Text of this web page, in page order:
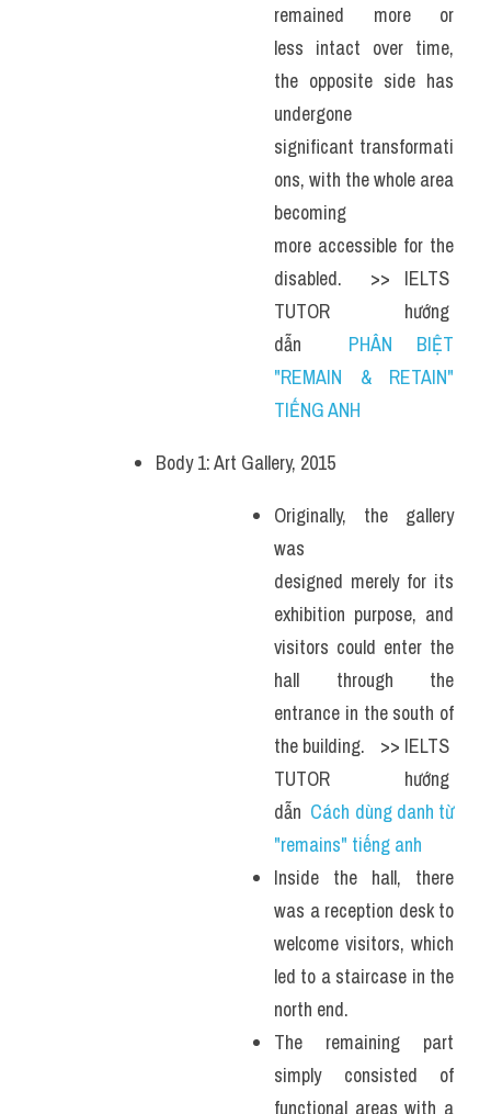
remained more or
less intact over time,
the opposite side has
undergone
significant transformati
ons, with the whole area
becoming
more accessible for the
disabled.  >> IELTS
TUTOR  hướng
dẫn PHÂN BIỆT
"REMAIN & RETAIN"
TIẾNG ANH
Body 1: Art Gallery, 2015
Originally, the gallery
was
designed merely for its
exhibition purpose, and
visitors could enter the
hall through the
entrance in the south of
the building.   >> IELTS
TUTOR  hướng
dẫn Cách dùng danh từ
"remains" tiếng anh
Inside the hall, there
was a reception desk to
welcome visitors, which
led to a staircase in the
north end.
The remaining part
simply consisted of
functional areas with a